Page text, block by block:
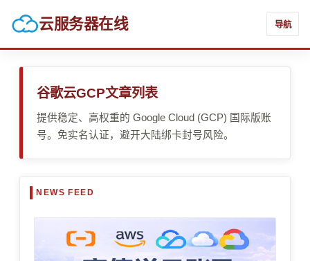
云服务器在线 导航
谷歌云GCP文章列表
提供稳定、高权重的 Google Cloud (GCP) 国际版账
号。免实名认证，避开大陆绑卡封号风险。